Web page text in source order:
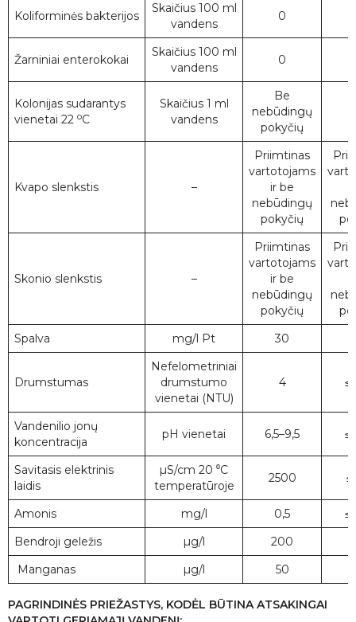
Koliforminės bakterijos
Skaičius 100 ml
vandens
0
Žarniniai enterokokai
Skaičius 100 ml
vandens
0
Kolonijas sudarantys
vienetai 22 oC
Skaičius 1 ml
vandens
Be
nebūdingų
pokyčių
Kvapo slenkstis –
Priimtinas
vartotojams
ir be
nebūdingų
pokyčių
Skonio slenkstis –
Priimtinas
vartotojams
ir be
nebūdingų
pokyčių
Spalva
mg/l Pt 30
Drumstumas
Nefelometriniai
drumstumo
vienetai (NTU)
4 ≤
Vandenilio jonų
koncentracija
pH vienetai 6,5–9,5 ≤
Savitasis elektrinis
laidis
µS/cm 20 ⁰C
temperatūroje
2500 ≤
Amonis mg/l 0,5
≤
Bendroji geležis
µg/l 200
Manganas
µg/l 50
PAGRINDINĖS PRIEŽASTYS, KODĖL BŪTINA ATSAKINGAI